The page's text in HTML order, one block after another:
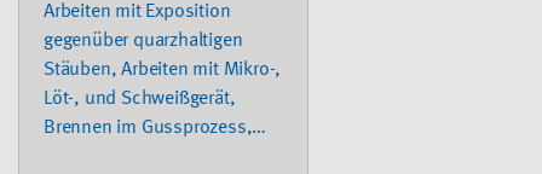
Arbeiten mit Exposition
gegenüber quarzhaltigen
Stäuben, Arbeiten mit Mikro-,
Löt-, und Schweißgerät,
Brennen im Gussprozess,